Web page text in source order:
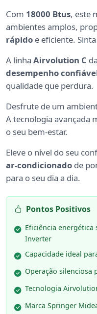
Com 18000 Btus, este
ambientes amplos,
rápido e eficiente.
A linha Airvolution C
desempenho
qualidade que perdura.
Desfrute de um
A tecnologia avançada
o seu bem-estar.
Eleve o nível do seu
ar-condicionado de
para o seu dia a dia.
Pontos Positivos
Eficiência
Inverter
Capacidade ideal
Operação silenciosa
Tecnologia
Marca Springer